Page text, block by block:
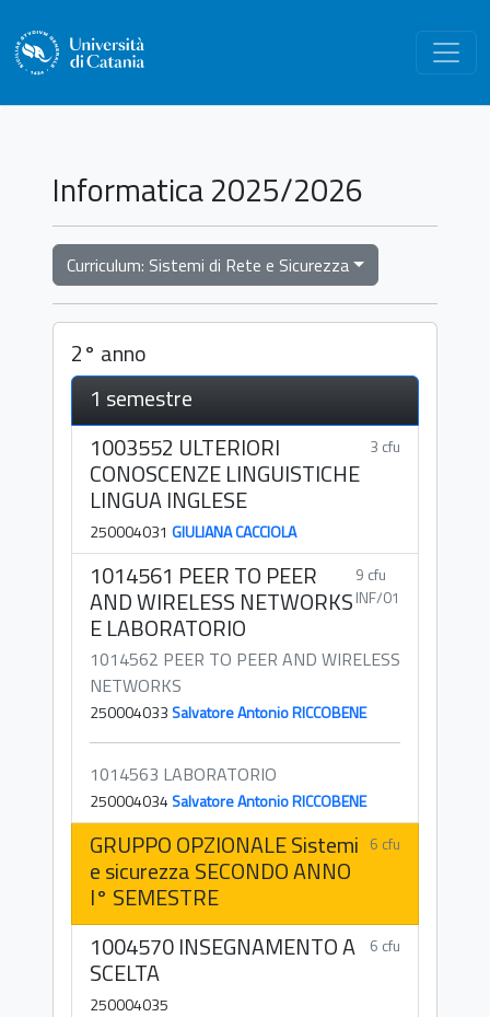
Informatica 2025/2026
Curriculum: Sistemi di Rete e Sicurezza
2° anno
1 semestre
1003552 ULTERIORI
CONOSCENZE LINGUISTICHE
LINGUA INGLESE
3 cfu
250004031 GIULIANA CACCIOLA
1014561 PEER TO PEER
AND WIRELESS NETWORKS
E LABORATORIO
9 cfu
INF/01
1014562 PEER TO PEER AND WIRELESS
NETWORKS
250004033 Salvatore Antonio RICCOBENE
1014563 LABORATORIO
250004034Salvatore Antonio RICCOBENE
GRUPPO OPZIONALE Sistemi
e sicurezza SECONDO ANNO
I° SEMESTRE
6 cfu
1004570 INSEGNAMENTO A
SCELTA
6 cfu
250004035